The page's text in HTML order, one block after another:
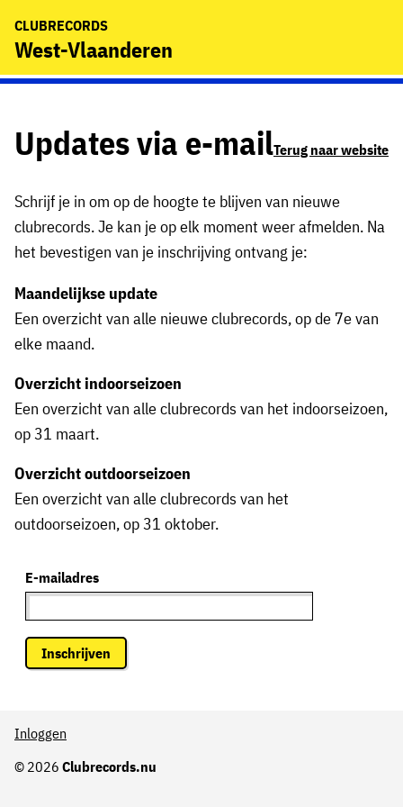
CLUBRECORDS
West-Vlaanderen
Updates via e-mailTerug naar website
Schrijf je in om op de hoogte te blijven van nieuwe
clubrecords. Je kan je op elk moment weer afmelden. Na
het bevestigen van je inschrijving ontvang je:
Maandelijkse update
Een overzicht van alle nieuwe clubrecords, op de 7e van
elke maand.
Overzicht indoorseizoen
Een overzicht van alle clubrecords van het indoorseizoen,
op 31 maart.
Overzicht outdoorseizoen
Een overzicht van alle clubrecords van het
outdoorseizoen, op 31 oktober.
E-mailadres
Inschrijven
© 2026 Clubrecords.nu
Inloggen